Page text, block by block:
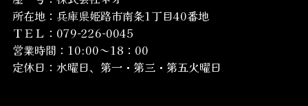
所在地： 兵庫県姫路市南条1丁目40番地
ＴＥＬ：079-226-0045
営業時間：10:00～18：00
定休日：水曜日、第一・第三・第五火曜日